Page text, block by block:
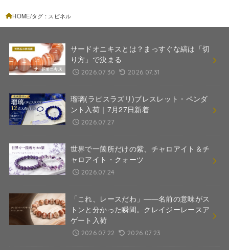
HOME タグ : スピネル
サードオニキスとは？まっすぐな縞は「切
り方」で決まる
2026.07.30 2026.07.31
瑠璃(ラピスラズリ)ブレスレット・ペンダ
ント入荷｜7月27日新着
2026.07.27
世界で一箇所だけの紫、チャロアイト＆チ
ャロアイト・クォーツ
2026.07.24
「これ、レースだわ」――名前の意味がス
トンと分かった瞬間。クレイジーレースア
ゲート入荷
2026.07.22 2026.07.23